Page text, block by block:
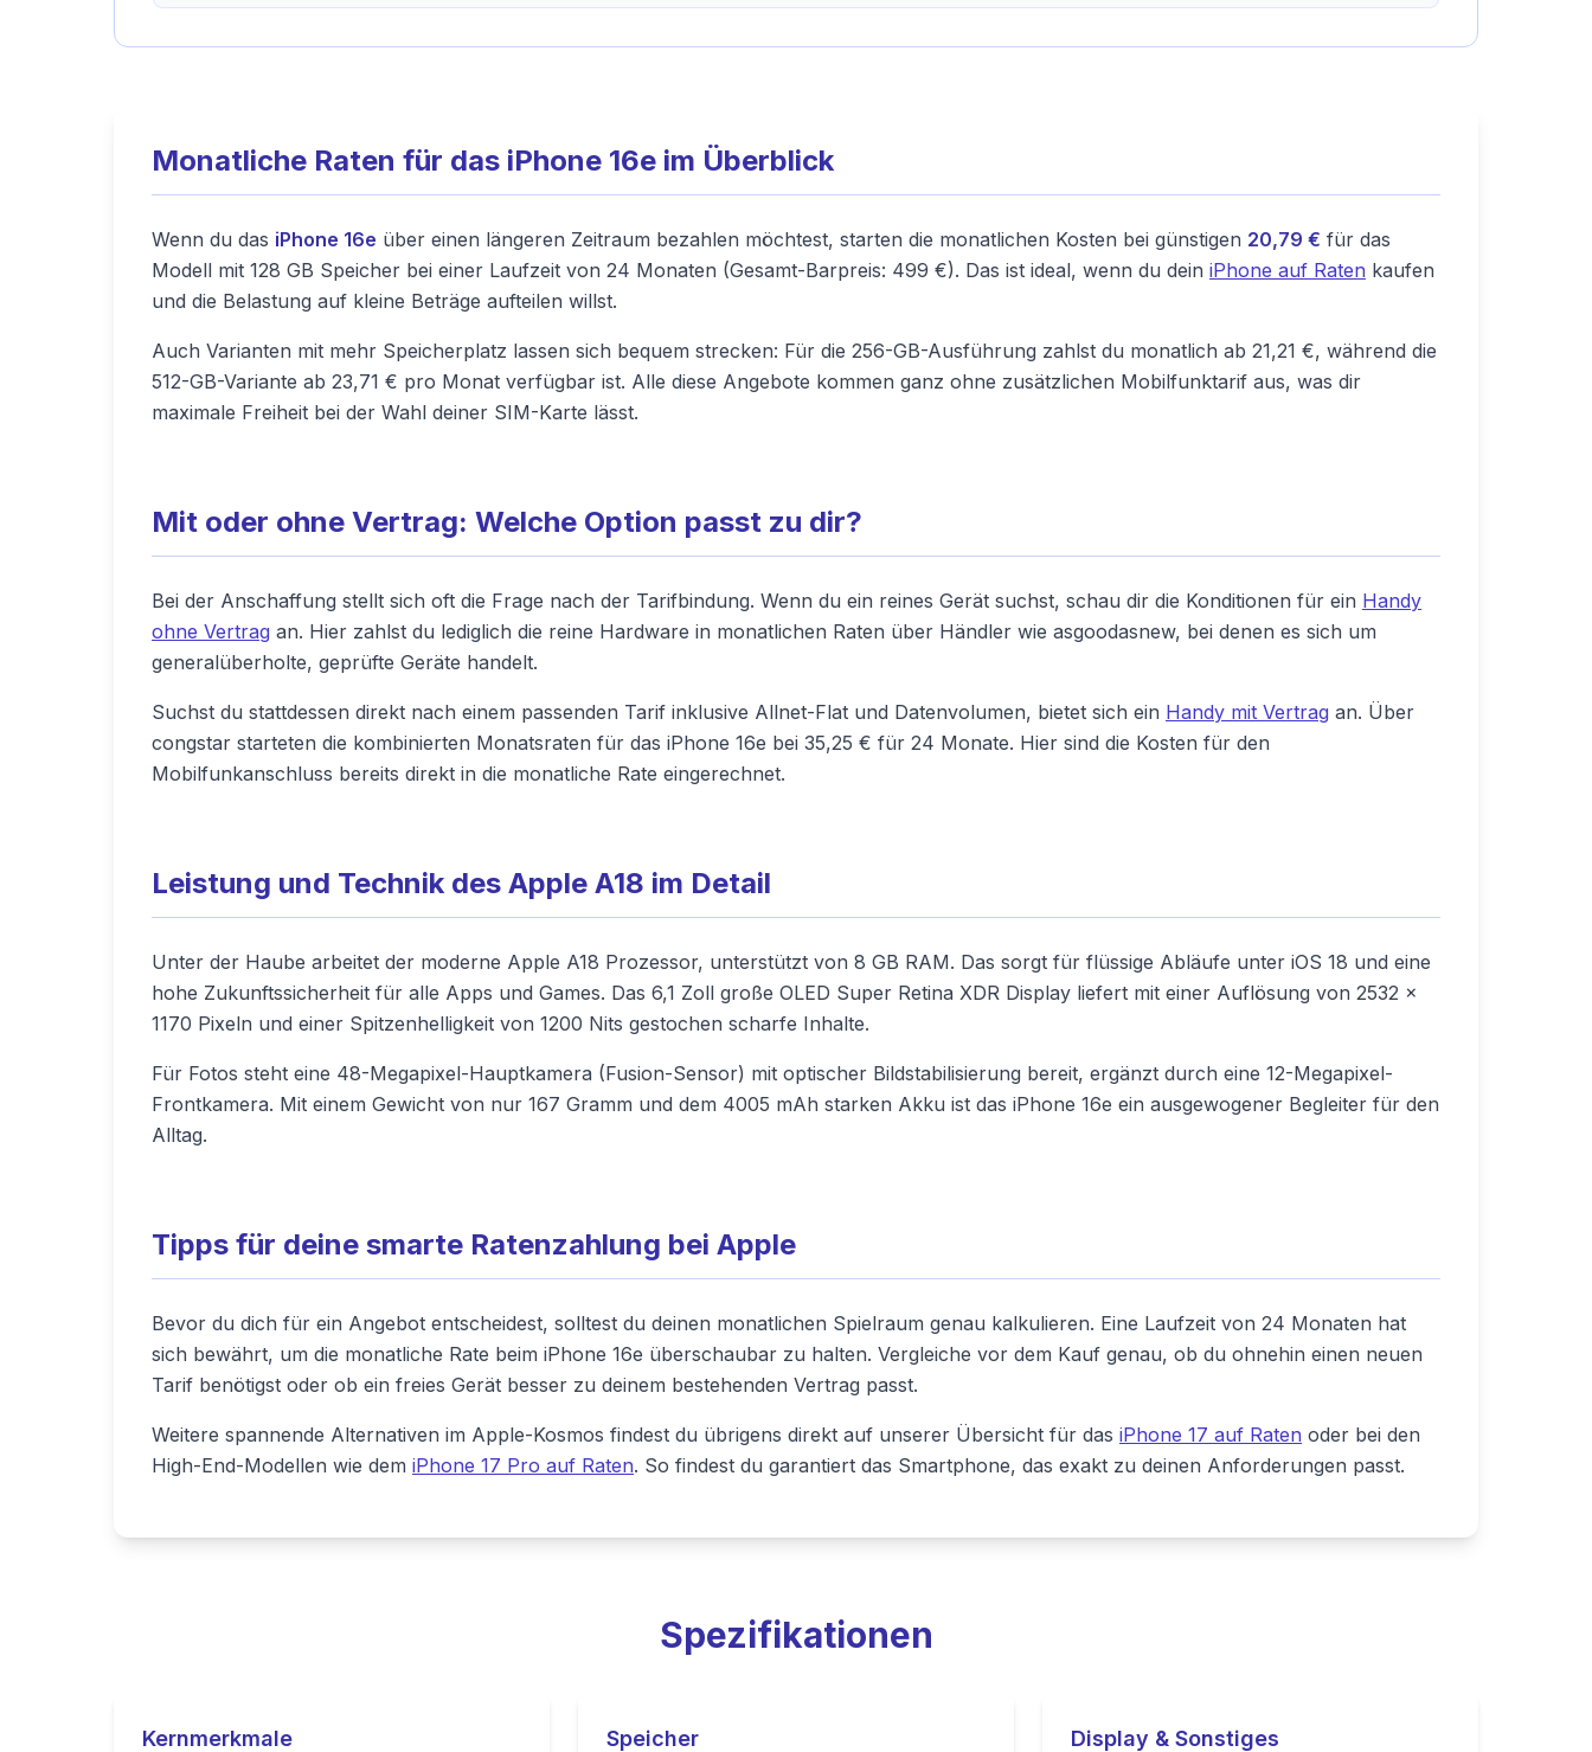
Monatliche Raten für das iPhone 16e im Überblick
Wenn du das iPhone 16e über einen längeren Zeitraum bezahlen möchtest, starten die monatlichen Kosten bei günstigen 20,79 € für das
Modell mit 128 GB Speicher bei einer Laufzeit von 24 Monaten (Gesamt-Barpreis: 499 €). Das ist ideal, wenn du dein iPhone auf Raten kaufen
und die Belastung auf kleine Beträge aufteilen willst.
Auch Varianten mit mehr Speicherplatz lassen sich bequem strecken: Für die 256-GB-Ausführung zahlst du monatlich ab 21,21 €, während die
512-GB-Variante ab 23,71 € pro Monat verfügbar ist. Alle diese Angebote kommen ganz ohne zusätzlichen Mobilfunktarif aus, was dir
maximale Freiheit bei der Wahl deiner SIM-Karte lässt.
Mit oder ohne Vertrag: Welche Option passt zu dir?
Bei der Anschaffung stellt sich oft die Frage nach der Tarifbindung. Wenn du ein reines Gerät suchst, schau dir die Konditionen für ein Handy
ohne Vertrag an. Hier zahlst du lediglich die reine Hardware in monatlichen Raten über Händler wie asgoodasnew, bei denen es sich um
generalüberholte, geprüfte Geräte handelt.
Suchst du stattdessen direkt nach einem passenden Tarif inklusive Allnet-Flat und Datenvolumen, bietet sich ein Handy mit Vertrag an. Über
congstar starteten die kombinierten Monatsraten für das iPhone 16e bei 35,25 € für 24 Monate. Hier sind die Kosten für den
Mobilfunkanschluss bereits direkt in die monatliche Rate eingerechnet.
Leistung und Technik des Apple A18 im Detail
Unter der Haube arbeitet der moderne Apple A18 Prozessor, unterstützt von 8 GB RAM. Das sorgt für flüssige Abläufe unter iOS 18 und eine
hohe Zukunftssicherheit für alle Apps und Games. Das 6,1 Zoll große OLED Super Retina XDR Display liefert mit einer Auflösung von 2532 x
1170 Pixeln und einer Spitzenhelligkeit von 1200 Nits gestochen scharfe Inhalte.
Für Fotos steht eine 48-Megapixel-Hauptkamera (Fusion-Sensor) mit optischer Bildstabilisierung bereit, ergänzt durch eine 12-Megapixel-
Frontkamera. Mit einem Gewicht von nur 167 Gramm und dem 4005 mAh starken Akku ist das iPhone 16e ein ausgewogener Begleiter für den
Alltag.
Tipps für deine smarte Ratenzahlung bei Apple
Bevor du dich für ein Angebot entscheidest, solltest du deinen monatlichen Spielraum genau kalkulieren. Eine Laufzeit von 24 Monaten hat
sich bewährt, um die monatliche Rate beim iPhone 16e überschaubar zu halten. Vergleiche vor dem Kauf genau, ob du ohnehin einen neuen
Tarif benötigst oder ob ein freies Gerät besser zu deinem bestehenden Vertrag passt.
Weitere spannende Alternativen im Apple-Kosmos findest du übrigens direkt auf unserer Übersicht für das iPhone 17 auf Raten oder bei den
High-End-Modellen wie dem iPhone 17 Pro auf Raten. So findest du garantiert das Smartphone, das exakt zu deinen Anforderungen passt.
Spezifikationen
Kernmerkmale Speicher Display & Sonstiges